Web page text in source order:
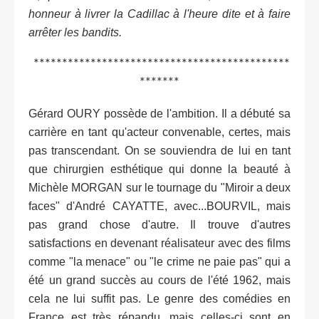
honneur à livrer la Cadillac à l'heure dite et à faire
arrêter les bandits.
*********************************************
*******
Gérard OURY possède de l'ambition. Il a débuté sa
carrière en tant qu'acteur convenable, certes, mais
pas transcendant. On se souviendra de lui en tant
que chirurgien esthétique qui donne la beauté à
Michèle MORGAN sur le tournage du "Miroir a deux
faces" d'André CAYATTE, avec...BOURVIL, mais
pas grand chose d'autre. Il trouve d'autres
satisfactions en devenant réalisateur avec des films
comme "la menace" ou "le crime ne paie pas" qui a
été un grand succès au cours de l'été 1962, mais
cela ne lui suffit pas. Le genre des comédies en